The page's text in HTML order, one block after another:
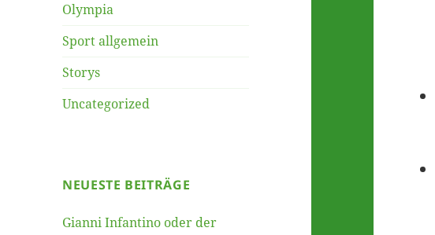
Olympia
Sport allgemein
Storys
Uncategorized
NEUESTE BEITRÄGE
Gianni Infantino oder der